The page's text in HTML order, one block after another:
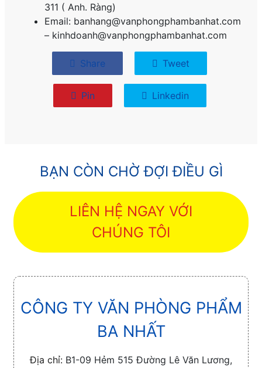
311 ( Anh. Ràng)
Email: banhang@vanphongphambanhat.com
– kinhdoanh@vanphongphambanhat.com
Share Tweet
Pin Linkedin
BẠN CÒN CHỜ ĐỢI ĐIỀU GÌ
LIÊN HỆ NGAY VỚI
CHÚNG TÔI
CÔNG TY VĂN PHÒNG PHẨM
BA NHẤT
Địa chỉ: B1-09 Hẻm 515 Đường Lê Văn Lương,